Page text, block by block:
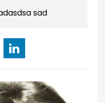
sad